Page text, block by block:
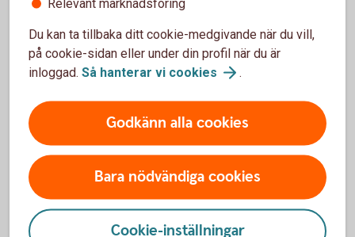
Har du inte tillgång till
internetbanken?
Fyll i och skicka in blanketten så hjälper vi dig att uppdatera
lönen.
Anmälan om ny lön (pdf)
Du kan ta tillbaka ditt cookie-medgivande när du vill,
på cookie-sidan eller under din profil när du är
inloggad. Så hanterar vi cookies .
Godkänn alla cookies
Bara nödvändiga cookies
Cookie-inställningar